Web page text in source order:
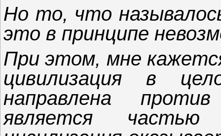
Но то, что
это в принципе
При этом, мне
цивилизация в
направлена
является